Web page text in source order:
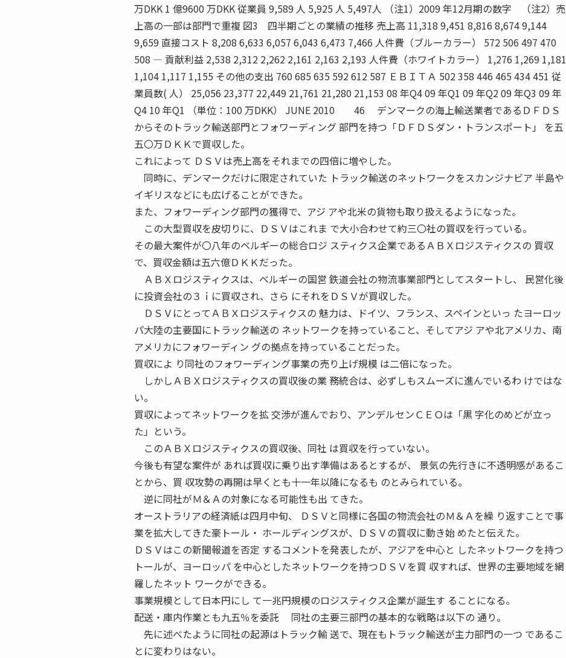
万DKK 1 億9600 万DKK 従業員 9,589 人 5,925 人 5,497人 （注1）2009 年12月期の数字 （注2）売
上高の一部は部門で重複 図3 四半期ごとの業績の推移 売上高 11,318 9,451 8,816 8,674 9,144
9,659 直接コスト 8,208 6,633 6,057 6,043 6,473 7,466 人件費（ブルーカラー） 572 506 497 470
508 ― 貢献利益 2,538 2,312 2,262 2,161 2,163 2,193 人件費（ホワイトカラー） 1,276 1,269 1,181
1,104 1,117 1,155 その他の支出 760 685 635 592 612 587 ＥＢＩＴＡ 502 358 446 465 434 451 従
業員数( 人） 25,056 23,377 22,449 21,761 21,280 21,153 08 年Q4 09 年Q1 09 年Q2 09 年Q3 09 年
Q4 10 年Q1 （単位：100 万DKK） JUNE 2010 46 デンマークの海上輸送業者であるＤＦＤＳ
からそのトラック輸送部門とフォワーディング 部門を持つ「ＤＦＤＳダン・トランスポート」 を五
五〇万ＤＫＫで買収した。
これによって ＤＳＶは売上高をそれまでの四倍に増やした。
同時に、デンマークだけに限定されていた トラック輸送のネットワークをスカンジナビア 半島や
イギリスなどにも広げることができた。
また、フォワーディング部門の獲得で、アジ アや北米の貨物も取り扱えるようになった。
この大型買収を皮切りに、ＤＳＶはこれま で大小合わせて約三〇社の買収を行っている。
その最大案件が〇八年のベルギーの総合ロジ スティクス企業であるＡＢＸロジスティクスの 買収
で、買収金額は五六億ＤＫＫだった。
ＡＢＸロジスティクスは、ベルギーの国営 鉄道会社の物流事業部門としてスタートし、 民営化後
に投資会社の３ｉに買収され、さら にそれをＤＳＶが買収した。
ＤＳＶにとってＡＢＸロジスティクスの 魅力は、ドイツ、フランス、スペインといっ たヨーロッ
パ大陸の主要国にトラック輸送の ネットワークを持っていること、そしてアジ アや北アメリカ、南
アメリカにフォワーディン グの拠点を持っていることだった。
買収によ り同社のフォワーディング事業の売り上げ規模 は二倍になった。
しかしＡＢＸロジスティクスの買収後の業 務統合は、必ずしもスムーズに進んでいるわ けではな
い。
買収によってネットワークを拡 交渉が進んでおり、アンデルセンＣＥＯは「黒 字化のめどが立っ
た」という。
このＡＢＸロジスティクスの買収後、同社 は買収を行っていない。
今後も有望な案件が あれば買収に乗り出す準備はあるとするが、 景気の先行きに不透明感があるこ
とから、買 収攻勢の再開は早くとも十一年以降になるも のとみられている。
逆に同社がＭ＆Ａの対象になる可能性も出 てきた。
オーストラリアの経済紙は四月中旬、 ＤＳＶと同様に各国の物流会社のＭ＆Ａを繰 り返すことで事
業を拡大してきた豪トール・ ホールディングスが、ＤＳＶの買収に動き始 めたと伝えた。
ＤＳＶはこの新聞報道を否定 するコメントを発表したが、アジアを中心と したネットワークを持つ
トールが、ヨーロッパ を中心としたネットワークを持つＤＳＶを買 収すれば、世界の主要地域を網
羅したネット ワークができる。
事業規模として日本円にし て一兆円規模のロジスティクス企業が誕生す ることになる。
配送・庫内作業とも九五％を委託 同社の主要三部門の基本的な戦略は以下の 通り。
先に述べたように同社の起源はトラック輸 送で、現在もトラック輸送が主力部門の一つ であるこ
とに変わりはない。